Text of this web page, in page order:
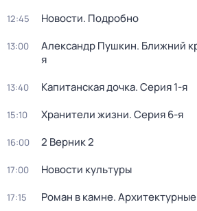
12:45 Новости. Подробно
13:00 Александр Пушкин. Ближний
я
13:40 Капитанская дочка. Серия 1-я
15:10 Хранители жизни. Серия 6-я
16:00 2 Верник 2
17:00 Новости культуры
17:15 Роман в камне.